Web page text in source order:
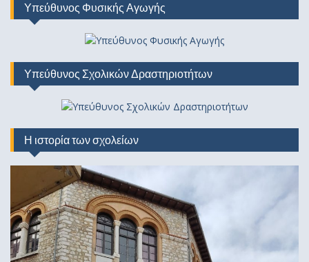
Υπεύθυνος Φυσικής Αγωγής
Υπεύθυνος Σχολικών Δραστηριοτήτων
Η ιστορία των σχολείων